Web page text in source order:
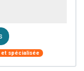
spécialisée